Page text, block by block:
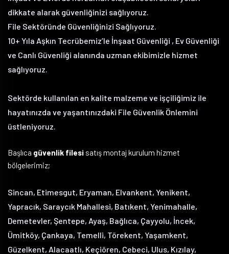
dikkate alarak güvenliğinizi sağlıyoruz.
File Sektöründe Güvenliğinizi Sağlıyoruz.
10+ Yıla Aşkın Tecrübemiz’le İnşaat Güvenliği , Ev Güvenliği
ve Canlı Güvenliği alanında uzman ekibimizle hizmet
sağlıyoruz.
Sektörde kullanılan en kalite malzeme ve işçiliğimiz ile
hayatınızda ve yaşantınızdaki File Güvenlik Önlemini
üstleniyoruz.
Başlıca güvenlik filesi satış montaj kurulum hizmet
bölgelerimiz;
Sincan, Etimesgut, Eryaman, Elvankent, Yenikent,
Yapracık, Saraycık Mahallesi, Batıkent, Yenimahalle,
Demetevler, Şentepe, Ayaş, Bağlıca, Çayyolu, İncek,
Ümitköy, Çankaya, Temelli, Törekent, Yaşamkent,
Güzelkent, Alacaatlı, Keçiören, Cebeci, Ulus, Kızılay,